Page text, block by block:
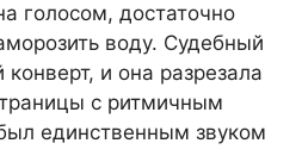
голосом, достаточно
воду. Судебный
и она разрезала
с ритмичным
единственным звуком